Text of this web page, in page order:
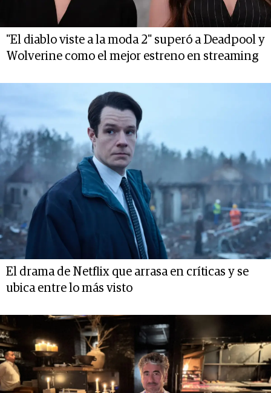
"El diablo viste a la moda 2" superó a Deadpool y
Wolverine como el mejor estreno en streaming
El drama de Netflix que arrasa en críticas y se
ubica entre lo más visto